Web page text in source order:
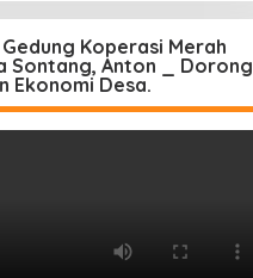
Koperasi Merah
Sontang, Anton _ Dorong
Ekonomi Desa.